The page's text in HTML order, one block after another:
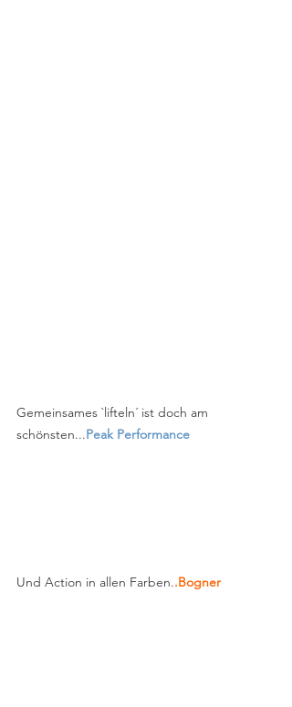
Gemeinsames `lifteln´ ist doch am
schönsten...Peak Performance
Und Action in allen Farben..Bogner